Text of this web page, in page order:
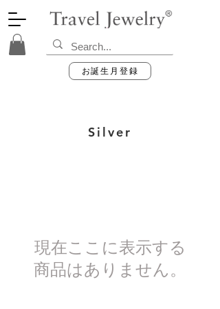
お誕生月登録
Silver
現在ここに表示する
商品はありません。